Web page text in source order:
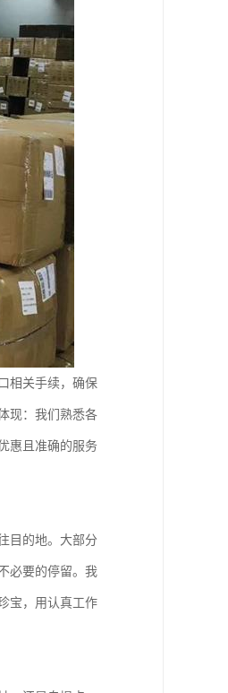
相关手续，确保
现：我们熟悉各
惠且准确的服务
目的地。大部分
必要的停留。我
宝，用认真工作